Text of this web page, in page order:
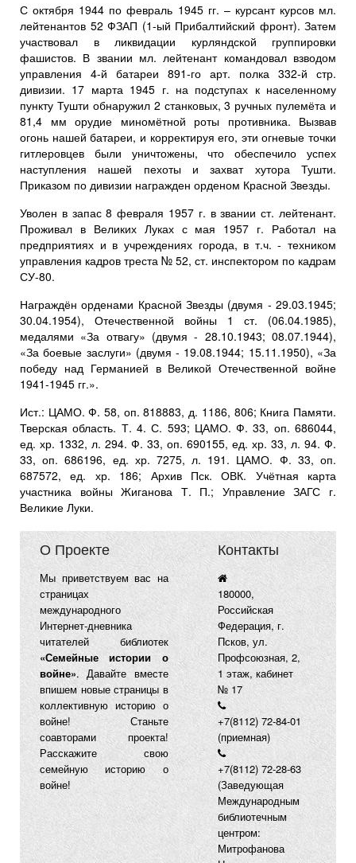
С октября 1944 по февраль 1945 гг. – курсант курсов мл.
лейтенантов 52 ФЗАП (1-ый Прибалтийский фронт). Затем
участвовал в ликвидации курляндской группировки
фашистов. В звании мл. лейтенант командовал взводом
управления 4-й батареи 891-го арт. полка 332-й стр.
дивизии. 17 марта 1945 г. на подступах к населенному
пункту Тушти обнаружил 2 станковых, 3 ручных пулемёта и
81,4 мм орудие миномётной роты противника. Вызвав
огонь нашей батареи, и корректируя его, эти огневые точки
гитлеровцев были уничтожены, что обеспечило успех
наступления нашей пехоты и захват хутора Тушти.
Приказом по дивизии награжден орденом Красной Звезды.
Уволен в запас 8 февраля 1957 г. в звании ст. лейтенант.
Проживал в Великих Луках с мая 1957 г. Работал на
предприятиях и в учреждениях города, в т.ч. - техником
управления кадров треста № 52, ст. инспектором по кадрам
СУ-80.
Награждён орденами Красной Звезды (двумя - 29.03.1945;
30.04.1954), Отечественной войны 1 ст. (06.04.1985),
медалями «За отвагу» (двумя - 28.10.1943; 08.07.1944),
«За боевые заслуги» (двумя - 19.08.1944; 15.11.1950), «За
победу над Германией в Великой Отечественной войне
1941-1945 гг.».
Ист.: ЦАМО. Ф. 58, оп. 818883, д. 1186, 806; Книга Памяти.
Тверская область. Т. 4. С. 593; ЦАМО. Ф. 33, оп. 686044,
ед. хр. 1332, л. 294. Ф. 33, оп. 690155, ед. хр. 33, л. 94. Ф.
33, оп. 686196, ед. хр. 7275, л. 191. ЦАМО. Ф. 33, оп.
687572, ед. хр. 186; Архив Пск. ОВК. Учётная карта
участника войны Жиганова Т. П.; Управление ЗАГС г.
Великие Луки.
О Проекте
Мы приветствуем вас на
страницах
международного
Интернет-дневника
читателей библиотек
«Семейные истории о
войне». Давайте вместе
впишем новые страницы в
коллективную историю о
войне! Станьте
соавторами проекта!
Расскажите свою
семейную историю о
войне!
Контакты
180000,
Российская
Федерация, г.
Псков, ул.
Профсоюзная, 2,
1 этаж, кабинет
№ 17
+7(8112) 72-84-01
(приемная)
+7(8112) 72-28-63
(Заведующая
Международным
библиотечным
центром:
Митрофанова